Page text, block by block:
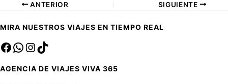
ANTERIOR SIGUIENTE
MIRA NUESTROS VIAJES EN TIEMPO REAL
Facebook
saInstagram
TikTok
AGENCIA DE VIAJES VIVA 365